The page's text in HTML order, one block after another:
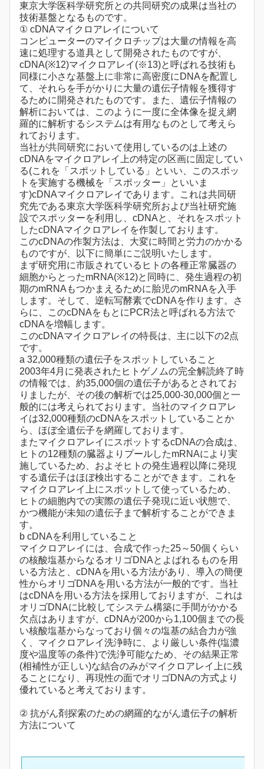
東京大学医科学研究所との共同研究の成果は当社の
技術基盤となるものです。
① cDNAマイクロアレイについて
コンピューターのマイクロチップは大量の情報を高
速に処理する道具として開発されたものですが、
cDNA(※12)マイクロアレイ(※13)と呼ばれる技術も
同様に小さな基盤上に非常に高密度にDNAを配置し
て、それらを手がかりに大量の遺伝子情報を獲得す
るために開発されたものです。また、遺伝子情報の
解析においては、このように一度に全体像を捉え網
羅的に解析するシステムは有用なものとして考えら
れております。
当社が共同研究において使用しているのは上述の
cDNAをマイクロアレイ上の特定の区画に固定してい
る(これを「スポットしている」といい、このスポッ
トを実施する機械を「スポッター」といいま
す)cDNAマイクロアレイであります。これは共同研
究先である東京大学医科学研究所および当社研究施
設でスポッターを利用し、cDNAと、それをスポット
したcDNAマイクロアレイを作製しております。
このcDNAの作製方法は、大変に時間と労力のかかる
ものですが、以下に簡単にご説明いたします。
まず研究用に市販されているヒトの各種正常臓器の
細胞からとったmRNA(※12)と同時に、発生過程の初
期のmRNAもつかまえるために胎児のmRNAを入手
します。そして、逆転写酵素でcDNAを作ります。さ
らに、このcDNAをもとにPCR法と呼ばれる方法で
cDNAを増幅します。
このcDNAマイクロアレイの特長は、主に以下の2点
です。
a 32,000種類の遺伝子をスポットしていること
2003年4月に発表されたヒトゲノムの完全解読終了時
の情報では、約35,000個の遺伝子があるとされてお
りましたが、その後の解析では25,000-30,000個と一
般的には考えられております。当社のマイクロアレ
イは32,000種類のcDNAをスポットしていることか
ら、ほぼ全遺伝子を網羅しております。
またマイクロアレイにスポットするcDNAの合成は、
ヒトの12種類の臓器よりプールしたmRNAにより実
施しているため、およそヒトの発生過程以降に発現
する遺伝子はほぼ検出することができます。これを
マイクロアレイ上にスポットして使っているため、
ヒトの細胞内での実際の遺伝子発現に近い状態で、
かつ機能が未知の遺伝子まで解析することができま
す。
b cDNAを利用していること
マイクロアレイには、合成で作った25～50個くらい
の核酸塩基からなるオリゴDNAとよばれるものを用
いる方法と、cDNAを用いる方法があり、導入の簡便
性からオリゴDNAを用いる方法が一般的です。当社
はcDNAを用いる方法を採用しておりますが、これは
オリゴDNAに比較してシステム構築に手間がかかる
欠点はありますが、cDNAが200から1,100個までの長
い核酸塩基からなっており個々の塩基の結合力が強
く、マイクロアレイ洗浄時に、より厳しい条件(塩濃
度や温度等の条件)で洗浄可能なため、その結果正常
(相補性が正しい)な結合のみがマイクロアレイ上に残
ることになり、再現性の面でオリゴDNAの方式より
優れていると考えております。
② 抗がん剤探索のための網羅的ながん遺伝子の解析
方法について